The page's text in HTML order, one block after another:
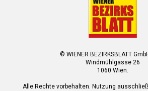
© WIENER BEZIRKSBLATT
Windmühlgasse 26
1060 Wien.
Alle Rechte vorbehalten. Nutzung